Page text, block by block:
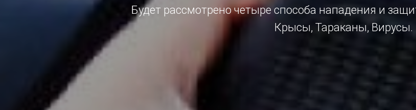
Будет рассмотрено четыре способа нападения и
Крысы, Тараканы, Вирусы.